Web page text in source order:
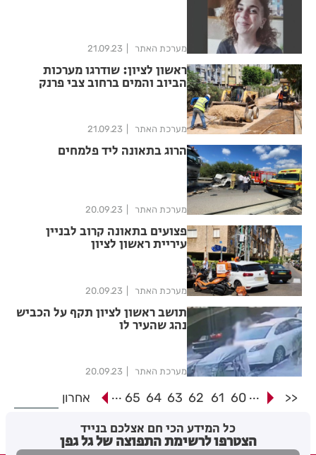
מערכת האתר 21.09.23
ראשון לציון: שודרגו מערכות
הביוב והמים ברחוב צבי פרנק
מערכת האתר 21.09.23
הרוג בתאונה ליד פלמחים
מערכת האתר 20.09.23
פצועים בתאונה קרוב לבניין
עיריית ראשון לציון
מערכת האתר 20.09.23
תושב ראשון לציון תקף על הכביש
נהג שהעיר לו
מערכת האתר 20.09.23
<<
...
60
61
62
63
64
65
... אחרון
כל המידע הכי חם אצלכם בנייד
הצטרפו לרשימת התפוצה של גל גפן